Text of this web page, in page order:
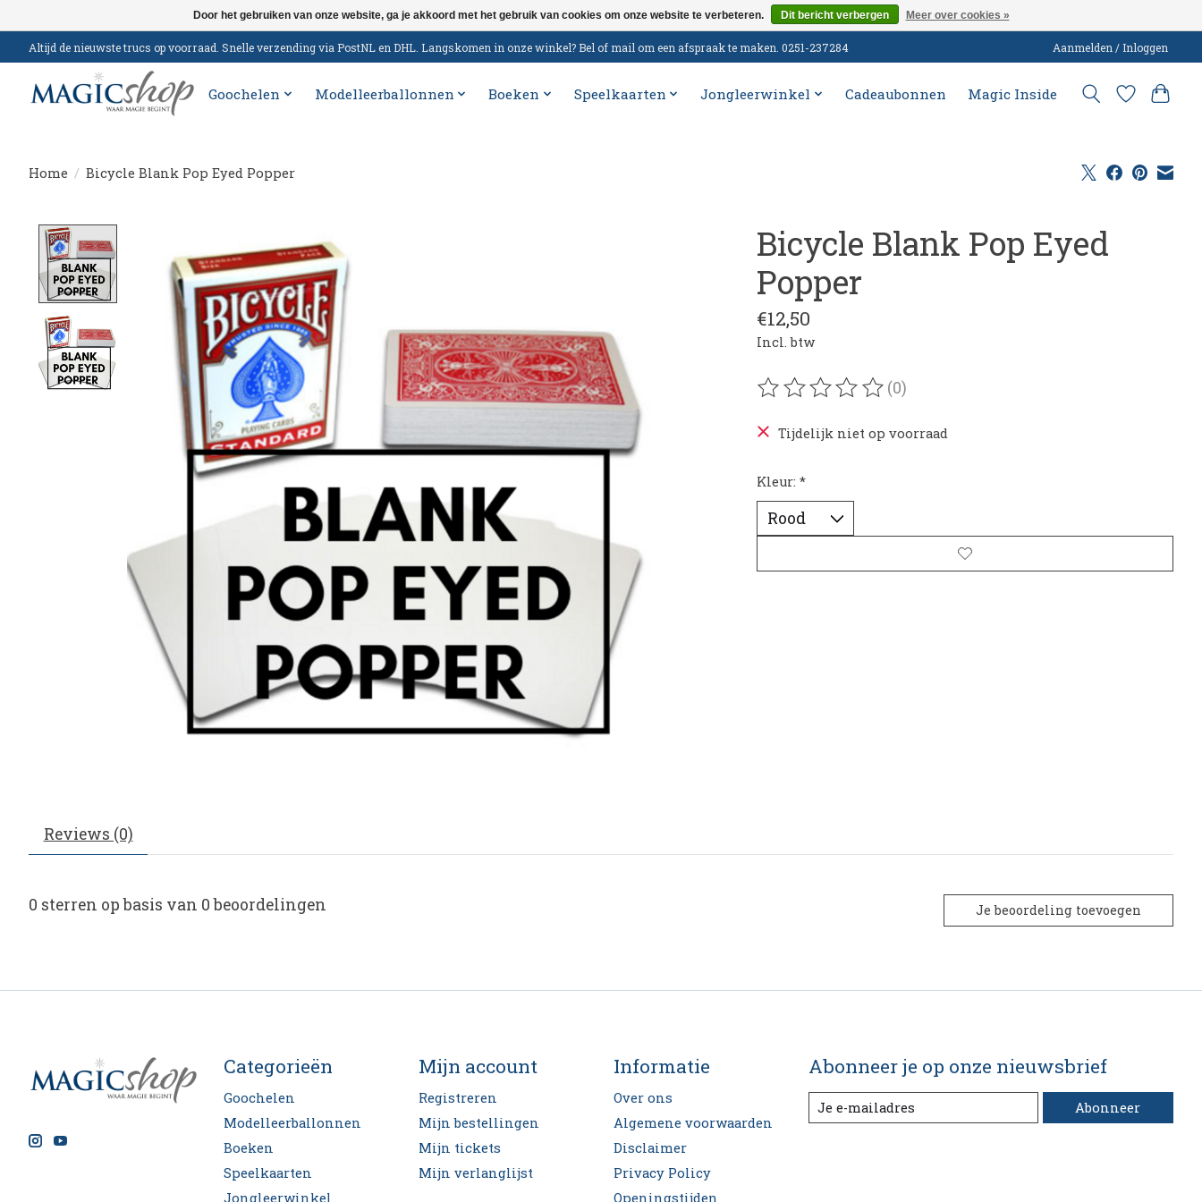
Altijd de nieuwste trucs op voorraad. Snelle verzending via PostNL en DHL. Langskomen in onze winkel? Bel of mail om een afspraak te maken. 0251-237284 Aanmelden / Inloggen
Goochelen Modelleerballonnen Boeken Speelkaarten Jongleerwinkel Cadeaubonnen Magic Inside
Home / Bicycle Blank Pop Eyed Popper
Bicycle Blank Pop Eyed
Popper
€12,50
Incl. btw
De beoordeling van dit product is
(0)
Tijdelijk niet op voorraad
Kleur: *
Reviews (0)
0 sterren op basis van 0beoordelingen Je beoordeling toevoegen
Categorieën
Goochelen
Modelleerballonnen
Boeken
Speelkaarten
Jongleerwinkel
Mijn account
Registreren
Mijn bestellingen
Mijn tickets
Mijn verlanglijst
Informatie
Over ons
Algemene voorwaarden
Disclaimer
Privacy Policy
Openingstijden
Abonneer je op onze nieuwsbrief
Abonneer
Door het gebruiken van onze website, ga je akkoord met het gebruik van cookies om onze website te verbeteren. Dit bericht verbergen Meer over cookies »